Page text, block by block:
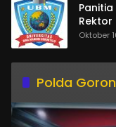
Rektor
Oktober
Polda